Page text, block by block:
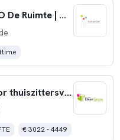
Pedagogisch professional BSO De Ruimte | Heemstede
Pedagogisch medewerker voor thuiszittersvoorziening
€ 3022 - 4449